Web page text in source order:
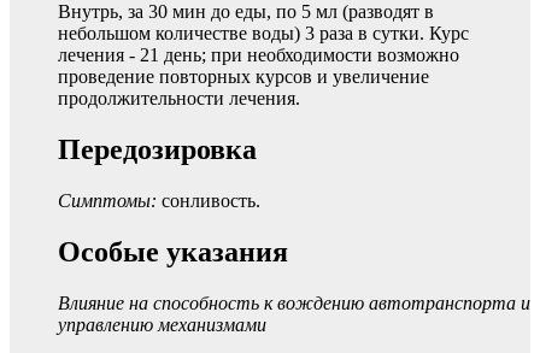
Внутрь, за 30 мин до еды, по 5 мл (разводят в
небольшом количестве воды) 3 раза в сутки. Курс
лечения - 21 день; при необходимости возможно
проведение повторных курсов и увеличение
продолжительности лечения.
Передозировка
Симптомы: сонливость.
Особые указания
Влияние на способность к вождению автотранспорта и
управлению механизмами